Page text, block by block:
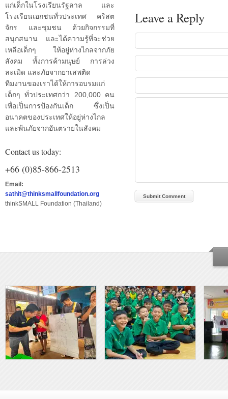
แก่เด็กในโรงเรียนรัฐลาล และ
โรงเรียนเอกชนทั่วประเทศ คริสต
จักร และชุมชน ด้วยกิจกรรมที่
สนุกสนาน และได้ความรู้ที่จะช่วย
เหลือเด็กๆ ให้อยู่ห่างไกลจากภัย
สังคม ทั้งการค้ามนุษย์ การล่วง
ละเมิด และภัยจากยาเสพติด
ทีมงานของเราได้ให้การอบรมแก่
เด็กๆ ทั่วประเทศกว่า 200,000 คน
เพื่อเป็นการป้องกันเด็ก ซึ่งเป็น
อนาคตของประเทศให้อยู่ห่างไกล
และพ้นภัยจากอันตรายในสังคม
Contact us today:
+66 (0)85-866-2513
Email:
sathit@thinksmallfoundation.org
thinkSMALL Foundation (Thailand)
Leave a Reply